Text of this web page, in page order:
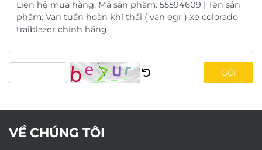
Gửi
VỀ CHÚNG TÔI